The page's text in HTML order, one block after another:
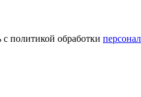
политикой обработки